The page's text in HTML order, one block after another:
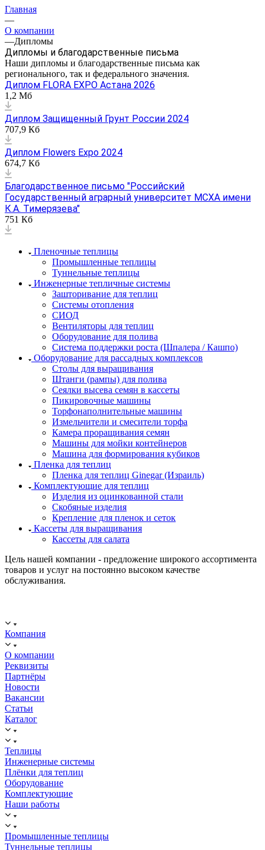
Главная
—
О компании
—Дипломы
Дипломы и благодарственные письма
Наши дипломы и благодарственные письма как
регионального, так и федерального значения.
Диплом FLORA EXPO Астана 2026
1,2 Мб
Диплом Защищенный Грунт России 2024
707,9 Кб
Диплом Flowers Expo 2024
674,7 Кб
Благодарственное письмо "Российский
Государственный аграрный университет МСХА имени
К.А. Тимерязева"
751 Кб
Пленочные теплицы
Промышленные теплицы
Туннельные теплицы
Инженерные тепличные системы
Зашторивание для теплиц
Системы отопления
СИОД
Вентиляторы для теплиц
Оборудование для полива
Система поддержки роста (Шпалера / Кашпо)
Оборудование для рассадных комплексов
Столы для выращивания
Штанги (рампы) для полива
Сеялки высева семян в кассеты
Пикировочные машины
Торфонаполнительные машины
Измельчители и смесители торфа
Камера проращивания семян
Машины для мойки контейнеров
Машина для формирования кубиков
Пленка для теплиц
Пленка для теплиц Ginegar (Израиль)
Комплектующие для теплиц
Изделия из оцинкованной стали
Скобяные изделия
Крепление для пленок и сеток
Кассеты для выращивания
Кассеты для салата
Цель нашей компании - предложение широкого ассортимента
товаров и услуг на постоянно высоком качестве
обслуживания.
Компания
О компании
Реквизиты
Партнёры
Новости
Вакансии
Статьи
Каталог
Теплицы
Инженерные системы
Плёнки для теплиц
Оборудование
Комплектующие
Наши работы
Промышленные теплицы
Туннельные теплицы